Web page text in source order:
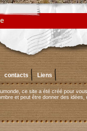
contacts Liens
ce site a été créé pour
et peut être donner des idées,